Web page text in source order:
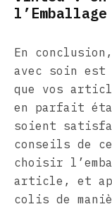
En
avec soin
que vos
en parfait
soient
conseils de
choisir
article, et
colis de